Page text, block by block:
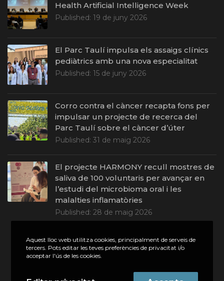
Health Artificial Intelligence Week
Published: 19 de juny 2026
El Parc Taulí impulsa els assaigs clínics
pediàtrics amb una nova especialitat
Published: 15 de juny 2026
Corro contra el càncer recapta fons per
impulsar un projecte de recerca del
Parc Taulí sobre el càncer d’úter
Published: 31 de maig 2026
El projecte HARMONY recull mostres de
saliva de 100 voluntaris per avançar en
l’estudi del microbioma oral i les
malalties inflamatòries
Published: 28 de maig 2026
Aquest lloc web utilitza cookies, principalment de serveis de
tercers. Pots editar les teves preferències de privacitat i/o
acceptar l'ús de les cookies.